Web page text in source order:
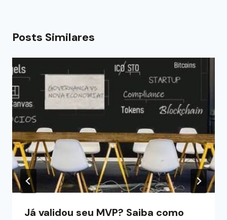
Posts Similares
Já validou seu MVP? Saiba como